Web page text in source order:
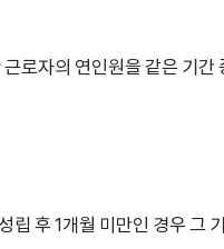
로자의 연인원을 같은 기간
립 후 1개월 미만인 경우 그